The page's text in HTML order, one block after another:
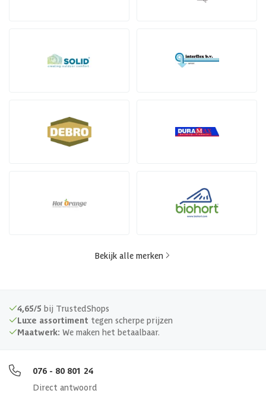
Bekijk alle merken
4,65/5 bij TrustedShops
Luxe assortiment tegen scherpe prijzen
Maatwerk: We maken het betaalbaar.
076 - 80 801 24
Direct antwoord